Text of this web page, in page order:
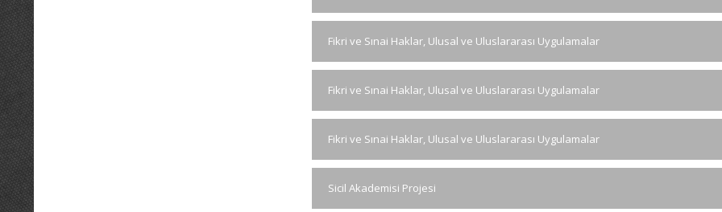
Fikri ve Sınai Haklar, Ulusal ve Uluslararası Uygulamalar
Fikri ve Sınai Haklar, Ulusal ve Uluslararası Uygulamalar
Fikri ve Sınai Haklar, Ulusal ve Uluslararası Uygulamalar
Sicil Akademisi Projesi